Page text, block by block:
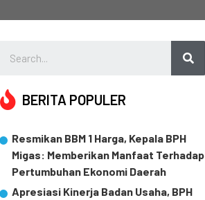
BERITA POPULER
Resmikan BBM 1 Harga, Kepala BPH
Migas: Memberikan Manfaat Terhadap
Pertumbuhan Ekonomi Daerah
Apresiasi Kinerja Badan Usaha, BPH